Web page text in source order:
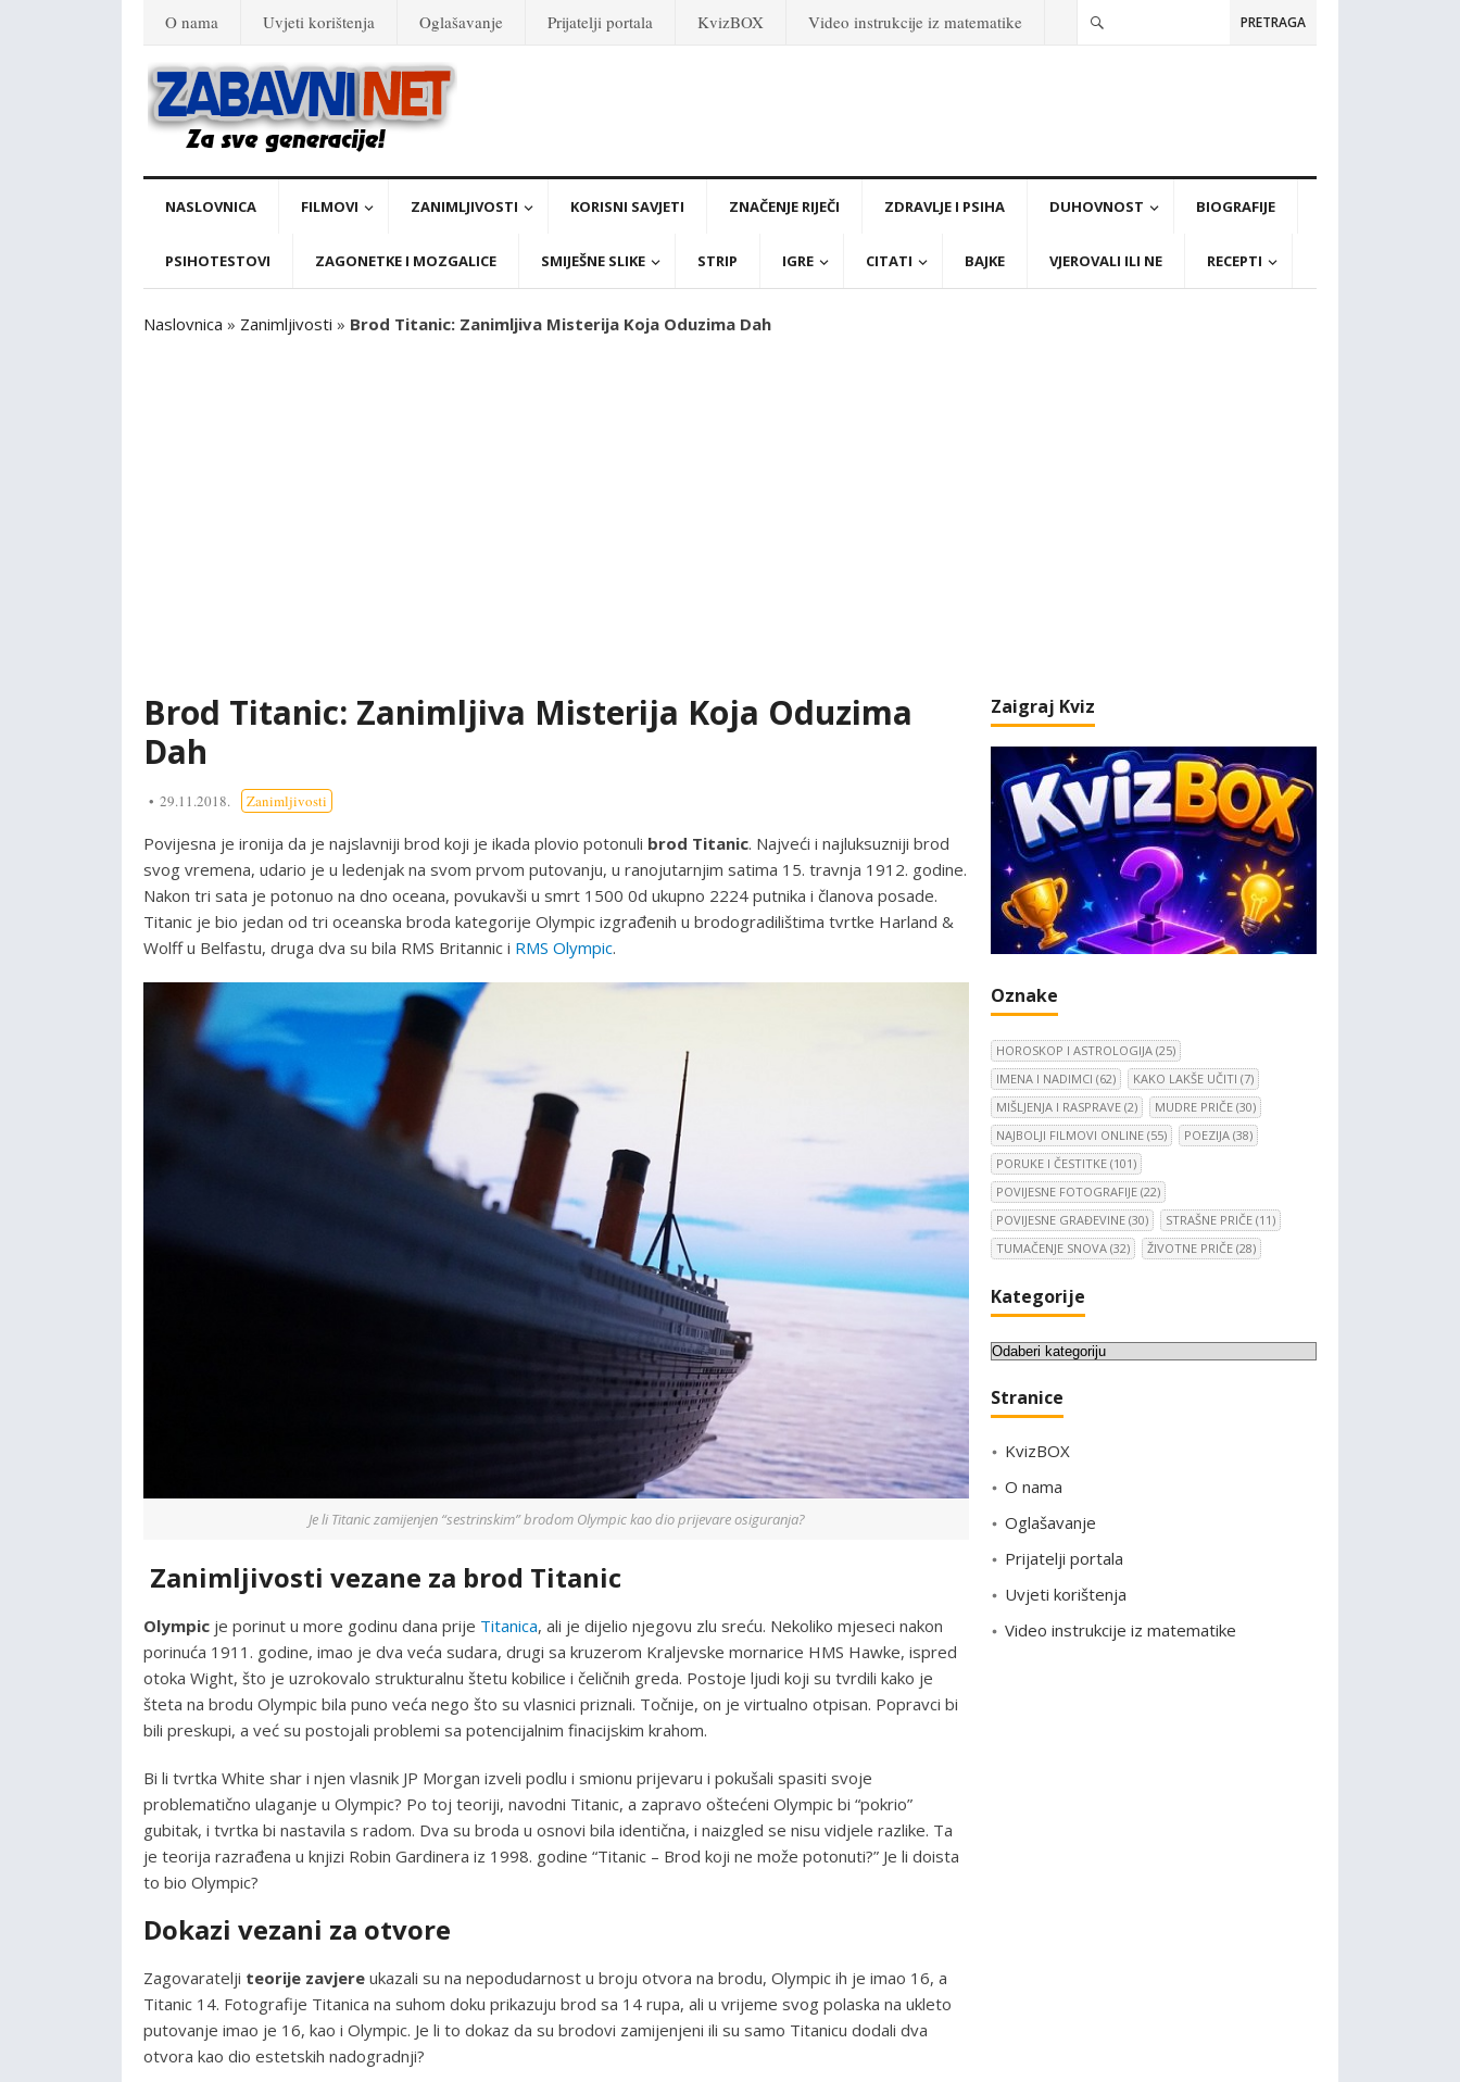
O nama Uvjeti korištenja Oglašavanje Prijatelji portala KvizBOX Video instrukcije iz matematike PRETRAGA
NASLOVNICA FILMOVI ZANIMLJIVOSTI KORISNI SAVJETI ZNAČENJE RIJEČI ZDRAVLJE I PSIHA DUHOVNOST BIOGRAFIJE
PSIHOTESTOVI ZAGONETKE I MOZGALICE SMIJEŠNE SLIKE STRIP IGRE CITATI BAJKE VJEROVALI ILI NE RECEPTI
Naslovnica » Zanimljivosti » Brod Titanic: Zanimljiva Misterija Koja Oduzima Dah
Brod Titanic: Zanimljiva Misterija Koja Oduzima
Dah
29.11.2018. Zanimljivosti
Povijesna je ironija da je najslavniji brod koji je ikada plovio potonuli brod Titanic. Najveći i najluksuzniji brod
svog vremena, udario je u ledenjak na svom prvom putovanju, u ranojutarnjim satima 15. travnja 1912. godine.
Nakon tri sata je potonuo na dno oceana, povukavši u smrt 1500 0d ukupno 2224 putnika i članova posade.
Titanic je bio jedan od tri oceanska broda kategorije Olympic izgrađenih u brodogradilištima tvrtke Harland &
Wolff u Belfastu, druga dva su bila RMS Britannic i RMS Olympic.
Je li Titanic zamijenjen “sestrinskim” brodom Olympic kao dio prijevare osiguranja?
Zanimljivosti vezane za brod Titanic
Olympic je porinut u more godinu dana prije Titanica, ali je dijelio njegovu zlu sreću. Nekoliko mjeseci nakon
porinuća 1911. godine, imao je dva veća sudara, drugi sa kruzerom Kraljevske mornarice HMS Hawke, ispred
otoka Wight, što je uzrokovalo strukturalnu štetu kobilice i čeličnih greda. Postoje ljudi koji su tvrdili kako je
šteta na brodu Olympic bila puno veća nego što su vlasnici priznali. Točnije, on je virtualno otpisan. Popravci bi
bili preskupi, a već su postojali problemi sa potencijalnim finacijskim krahom.
Bi li tvrtka White shar i njen vlasnik JP Morgan izveli podlu i smionu prijevaru i pokušali spasiti svoje
problematično ulaganje u Olympic? Po toj teoriji, navodni Titanic, a zapravo oštećeni Olympic bi “pokrio”
gubitak, i tvrtka bi nastavila s radom. Dva su broda u osnovi bila identična, i naizgled se nisu vidjele razlike. Ta
je teorija razrađena u knjizi Robin Gardinera iz 1998. godine “Titanic – Brod koji ne može potonuti?” Je li doista
to bio Olympic?
Dokazi vezani za otvore
Zagovaratelji teorije zavjere ukazali su na nepodudarnost u broju otvora na brodu, Olympic ih je imao 16, a
Titanic 14. Fotografije Titanica na suhom doku prikazuju brod sa 14 rupa, ali u vrijeme svog polaska na ukleto
putovanje imao je 16, kao i Olympic. Je li to dokaz da su brodovi zamijenjeni ili su samo Titanicu dodali dva
otvora kao dio estetskih nadogradnji?
Zaigraj Kviz
Oznake
HOROSKOP I ASTROLOGIJA (25)
IMENA I NADIMCI (62) KAKO LAKŠE UČITI (7)
MIŠLJENJA I RASPRAVE (2) MUDRE PRIČE (30)
NAJBOLJI FILMOVI ONLINE (55) POEZIJA (38)
PORUKE I ČESTITKE (101)
POVIJESNE FOTOGRAFIJE (22)
POVIJESNE GRAĐEVINE (30) STRAŠNE PRIČE (11)
TUMAČENJE SNOVA (32) ŽIVOTNE PRIČE (28)
Kategorije
K
t
g
o
i
j
Stranice
KvizBOX
O nama
Oglašavanje
Prijatelji portala
Uvjeti korištenja
Video instrukcije iz matematike